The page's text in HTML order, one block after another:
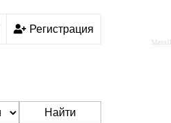
Регистрация
Найти